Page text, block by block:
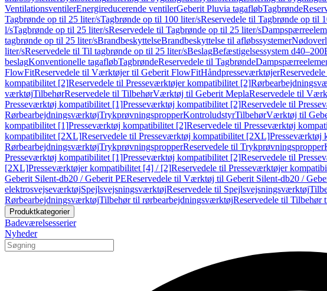
VentilationsventilerEnergireducerende ventilerGeberit Pluvia tagafløbTagbrønde
Tagbrønde op til 25 liter/sTagbrønde op til 100 liter/sReservedele til Tagbrønde op til
l/sTagbrønde op til 25 liter/sReservedele til Tagbrønde op til 25 liter/s
tagbrønde op til 25 liter/sBrandbeskyttelseBrandbeskyttelse til afløbssystemer
liter/sReservedele til Til tagbrønde op til 25 liter/sBeslagBefæstigelsessystem d40–200
beslagKonventionelle tagafløbTagbrøndeReservedele til Tagbrønde
FlowFitReservedele til Værktøjer til Geberit FlowFitHåndpresseværktøjer
kompatibilitet [2]Reservedele til Presseværktøjer kompatibilitet [2]
værktøjTilbehørReservedele til TilbehørVærktøj til Geberit MeplaReservedele til
Presseværktøj kompatibilitet [1]Presseværktøj kompatibilitet [2]Reservedele til
RørbearbejdningsværktøjTrykprøvningspropperKontroludstyrTilbehørVærktøj til
kompatibilitet [1]Presseværktøj kompatibilitet [2]Reservedele til Presseværktøj
kompatibilitet [2XL]Reservedele til Presseværktøj kompatibilitet [2XL]Presseværktøj
RørbearbejdningsværktøjTrykprøvningspropperReservedele til Trykprøvningspropper
Presseværktøj kompatibilitet [1]Presseværktøj kompatibilitet [2]Reservedele til
[2XL]Presseværktøjer kompatibilitet [4] / [2]Reservedele til Presseværktøjer
Geberit Silent-db20 / Geberit PEReservedele til Værktøj til Geberit Silent-db20 /
elektrosvejseværktøjSpejlsvejsningsværktøjReservedele til Spejlsvejsningsværktøj
RørbearbejdningsværktøjTilbehør til rørbearbejdningsværktøjReservedele til Tilbehør
Produktkategorier
Badeværelsesserier
Nyheder